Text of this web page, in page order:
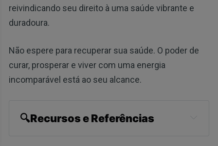
reivindicando seu direito à uma saúde vibrante e
duradoura.
Não espere para recuperar sua saúde. O poder de
curar, prosperar e viver com uma energia
incomparável está ao seu alcance.
🔍Recursos e Referências